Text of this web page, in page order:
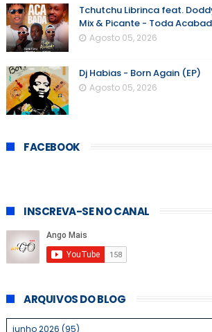
Tchutchu Librinca feat.
Mix & Picante - Toda
Agosto 05, 2026
Dj Habias - Born Again (EP)
Agosto 05, 2026
FACEBOOK
INSCREVA-SE NO CANAL
ARQUIVOS DO BLOG